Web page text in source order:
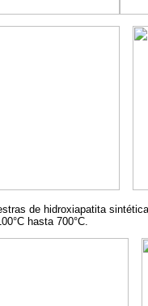
de hidroxiapatita
hasta 700°C.